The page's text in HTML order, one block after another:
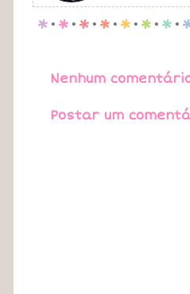
p . p . p . p . p . p . p .
Nenhum
Postar um